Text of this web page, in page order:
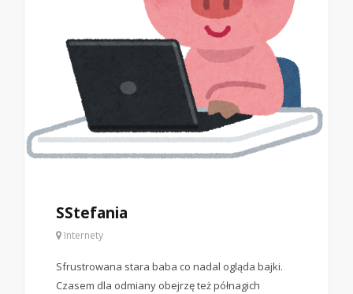
SStefania
Internety
Sfrustrowana stara baba co nadal ogląda bajki.
Czasem dla odmiany obejrzę też półnagich